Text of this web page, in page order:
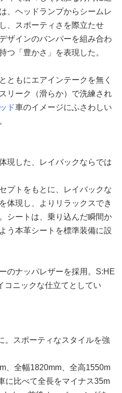
、ヘッドランプからシームレ
、スポーティさを際立たせ
ザインのバンパーを組み合わ
つ「豊かさ」を表現した。
ともにエアインテークを無く
リーク（滑らか）で洗練され
ド車のイメージにふさわしい
現した、レイバックならでは
プトをもとに、レイバックな
体現し、よりリラックスでき
シートは、乗り込んだ瞬間か
う本革シートを標準装備に設
のナッパレザーを採用。S:HE
コニックな仕立てとしてい
スポーティなスタイルを強
、全幅1820mm、全高1550m
に比べて全長をマイナス35m